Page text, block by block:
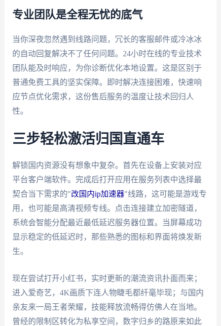
专业团队是全程无忧的底气
当你深夜忽然遇到线路问题，冗长的客服邮件或冷冰冰
的自动回复解决不了任何问题。24小时在线的专业技术
团队能及时响应，为你诊断优化本地设置。这是区别于
普通免费工具的坚实保障。即时解决连接困难，快速响
应节点优化需求，这份售后服务的温度让技术回归人
性。
三步轻松激活归国直通车
解锁国内资源没有想象中复杂。首先在设备上安装对应
平台客户端软件。完成后打开应用在服务列表中选择最
契合当下需求的"改国内ip加速器"线路，这可能是游戏专
用，也可能是高清视频专线。点击连接建立加密隧道，
系统会智能分配最近最低延迟服务器位置。当屏幕成功
显示稳定的低延迟时，那些熟悉的图标和界面将焕发新
生。
现在尝试打开小红书，实时更新的潮流资讯扑面而来；
进入爱奇艺，4K画质下连人物睫毛都纤毫毕现；与国内
亲友来一局王者荣耀，技能释放流畅得仿佛人在当地。
曾经的限制区转化为私享空间，数字归乡的路原来如此